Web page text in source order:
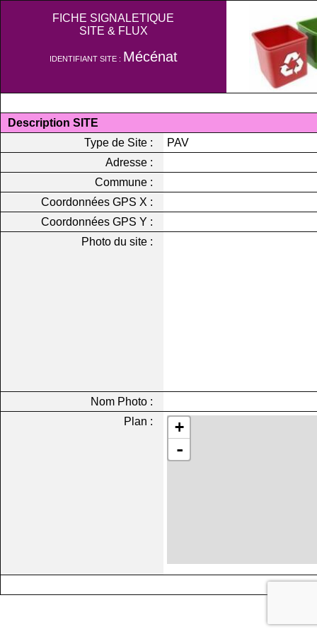
FICHE SIGNALETIQUE
SITE & FLUX
IDENTIFIANT SITE : Mécénat
Description SITE
Type de Site :
PAV
Adresse :
Commune :
Coordonnées GPS X :
Coordonnées GPS Y :
Photo du site :
Nom Photo :
Plan :
+
-